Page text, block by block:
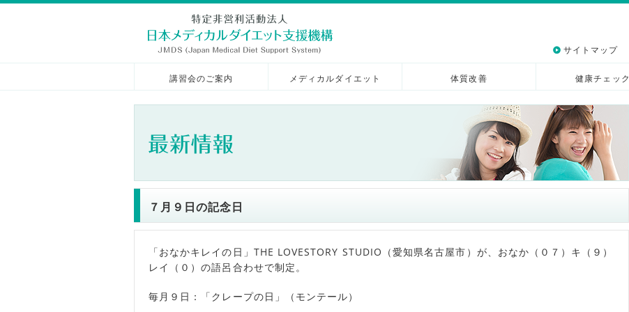
サイトマップ
講習会のご案内 メディカルダイエット 体質改善 健康チェック
７月９日の記念日
「おなかキレイの日」THE LOVESTORY STUDIO（愛知県名古屋市）が、おなか（０７）キ（９）
レイ（０）の語呂合わせで制定。
毎月９日：「クレープの日」（モンテール）